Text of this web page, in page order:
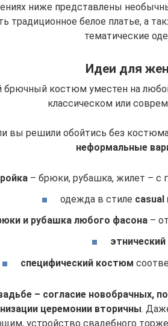
ниже представлены
традиционное белое платье, а
тематические
Идеи для
брючный костюм уместен на
классическом или
вы решили обойтись без
неформальные
– брюки, рубашка, жилет – с
одежда в стиле casual
и рубашка любого фасона–
специфический костюм
– согласие новобрачных,
церемонии вторичны.
устройство свадебного